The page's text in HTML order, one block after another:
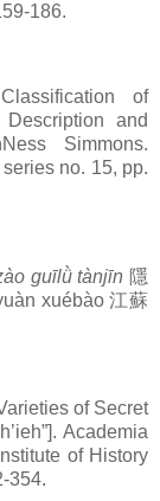
186.
of
and
Simmons.
no. 15, pp.
guīlǜ tànjīn 隱
xuébào 江蘇
of Secret
Academia
of History
354.